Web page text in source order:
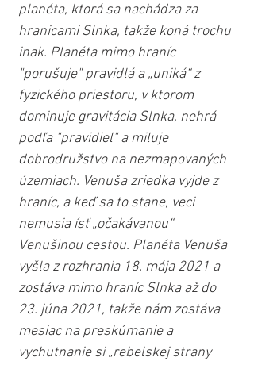
planéta, ktorá sa nachádza za
hranicami Slnka, takže koná trochu
inak. Planéta mimo hraníc
"porušuje" pravidlá a „uniká“ z
fyzického priestoru, v ktorom
dominuje gravitácia Slnka, nehrá
podľa "pravidiel" a miluje
dobrodružstvo na nezmapovaných
územiach. Venuša zriedka vyjde z
hraníc, a keď sa to stane, veci
nemusia ísť „očakávanou“
Venušinou cestou. Planéta Venuša
vyšla z rozhrania 18. mája 2021 a
zostáva mimo hraníc Slnka až do
23. júna 2021, takže nám zostáva
mesiac na preskúmanie a
vychutnanie si „rebelskej strany